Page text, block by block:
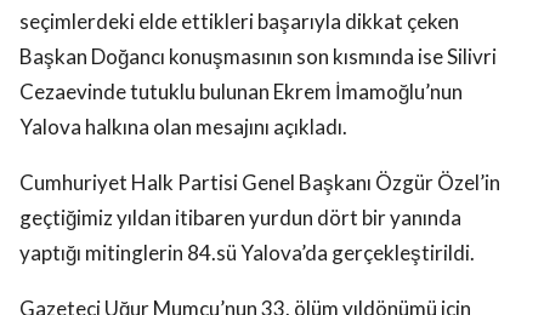
seçimlerdeki elde ettikleri başarıyla dikkat çeken
Başkan Doğancı konuşmasının son kısmında ise Silivri
Cezaevinde tutuklu bulunan Ekrem İmamoğlu’nun
Yalova halkına olan mesajını açıkladı.
Cumhuriyet Halk Partisi Genel Başkanı Özgür Özel’in
geçtiğimiz yıldan itibaren yurdun dört bir yanında
yaptığı mitinglerin 84.sü Yalova’da gerçekleştirildi.
Gazeteci Uğur Mumcu’nun 33. ölüm yıldönümü için